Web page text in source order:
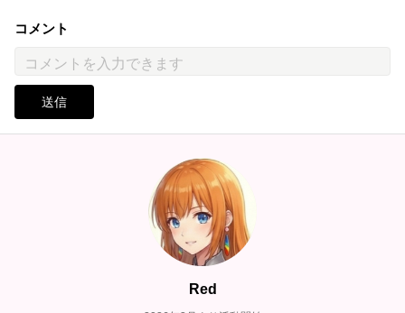
コメント
送信
Red